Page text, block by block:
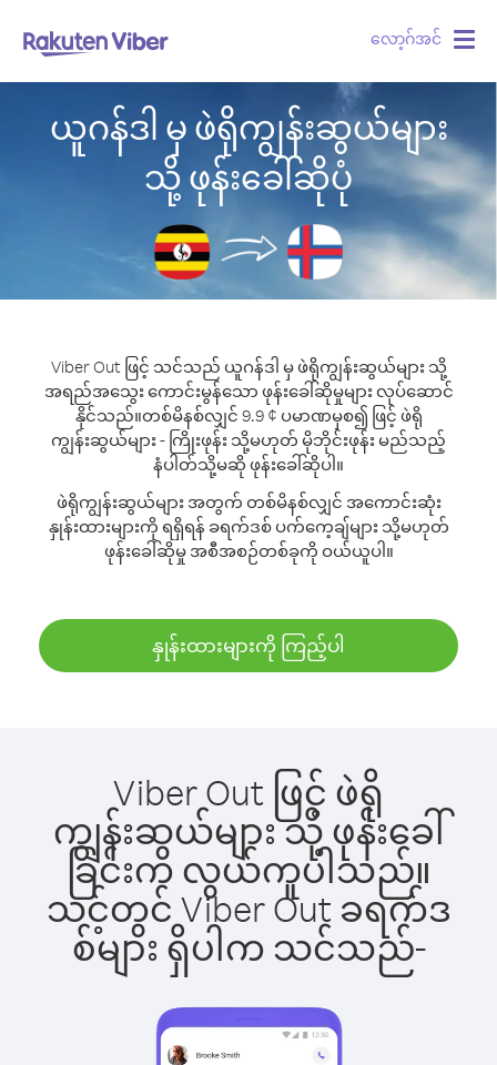
လော့ဂ်အင်
ယူဂန်ဒါ မှ ဖဲရိုကျွန်းဆွယ်များ
သို့ ဖုန်းခေါ်ဆိုပုံ
Viber Out ဖြင့် သင်သည် ယူဂန်ဒါ မှ ဖဲရိုကျွန်းဆွယ်များ သို့
အရည်အသွေး ကောင်းမွန်သော ဖုန်းခေါ်ဆိုမှုများ လုပ်ဆောင်
နိုင်သည်။တစ်မိနစ်လျှင် 9.9 ¢ ပမာဏမှစ၍ ဖြင့် ဖဲရို
ကျွန်းဆွယ်များ - ကြိုးဖုန်း သို့မဟုတ် မိုဘိုင်းဖုန်း မည်သည့်
နံပါတ်သို့မဆို ဖုန်းခေါ်ဆိုပါ။
ဖဲရိုကျွန်းဆွယ်များ အတွက် တစ်မိနစ်လျှင် အကောင်းဆုံး
နှုန်းထားများကို ရရှိရန် ခရက်ဒစ် ပက်ကေ့ချ်များ သို့မဟုတ်
ဖုန်းခေါ်ဆိုမှု အစီအစဉ်တစ်ခုကို ဝယ်ယူပါ။
နှုန်းထားများကို ကြည့်ပါ
Viber Out ဖြင့် ဖဲရို
ကျွန်းဆွယ်များ သို့ ဖုန်းခေါ်
ခြင်းက လွယ်ကူပါသည်။
သင့်တွင် Viber Out ခရက်ဒ
စ်များ ရှိပါက သင်သည်-